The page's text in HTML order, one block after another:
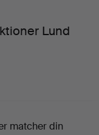
Lund
matcher din